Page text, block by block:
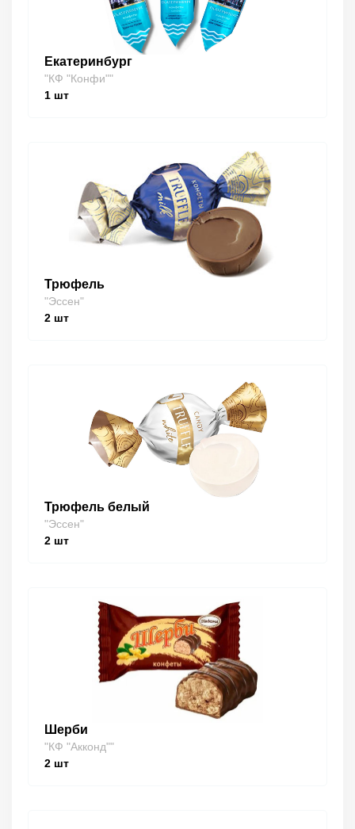
Екатеринбург
"КФ "Конфи""
1 шт
Трюфель
"Эссен"
2 шт
Трюфель белый
"Эссен"
2 шт
Шерби
"КФ "Акконд""
2 шт